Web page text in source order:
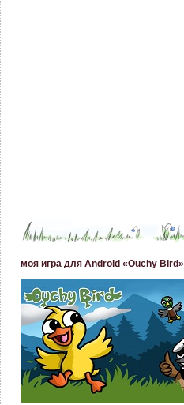
моя игра для Android «Ouchy Bird»